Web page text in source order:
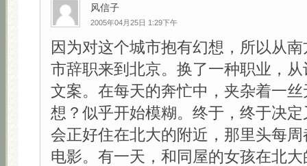
风信子
2005年04月25日 1:29下午
因为对这个城市抱有幻想，所以从
市辞职来到北京。换了一种职业，
文案。在每天的奔忙中，夹杂着一
想？似乎开始模糊。终于，终于决
会正好住在北大的附近，那里头每
电影。有一天，和同屋的女孩在北